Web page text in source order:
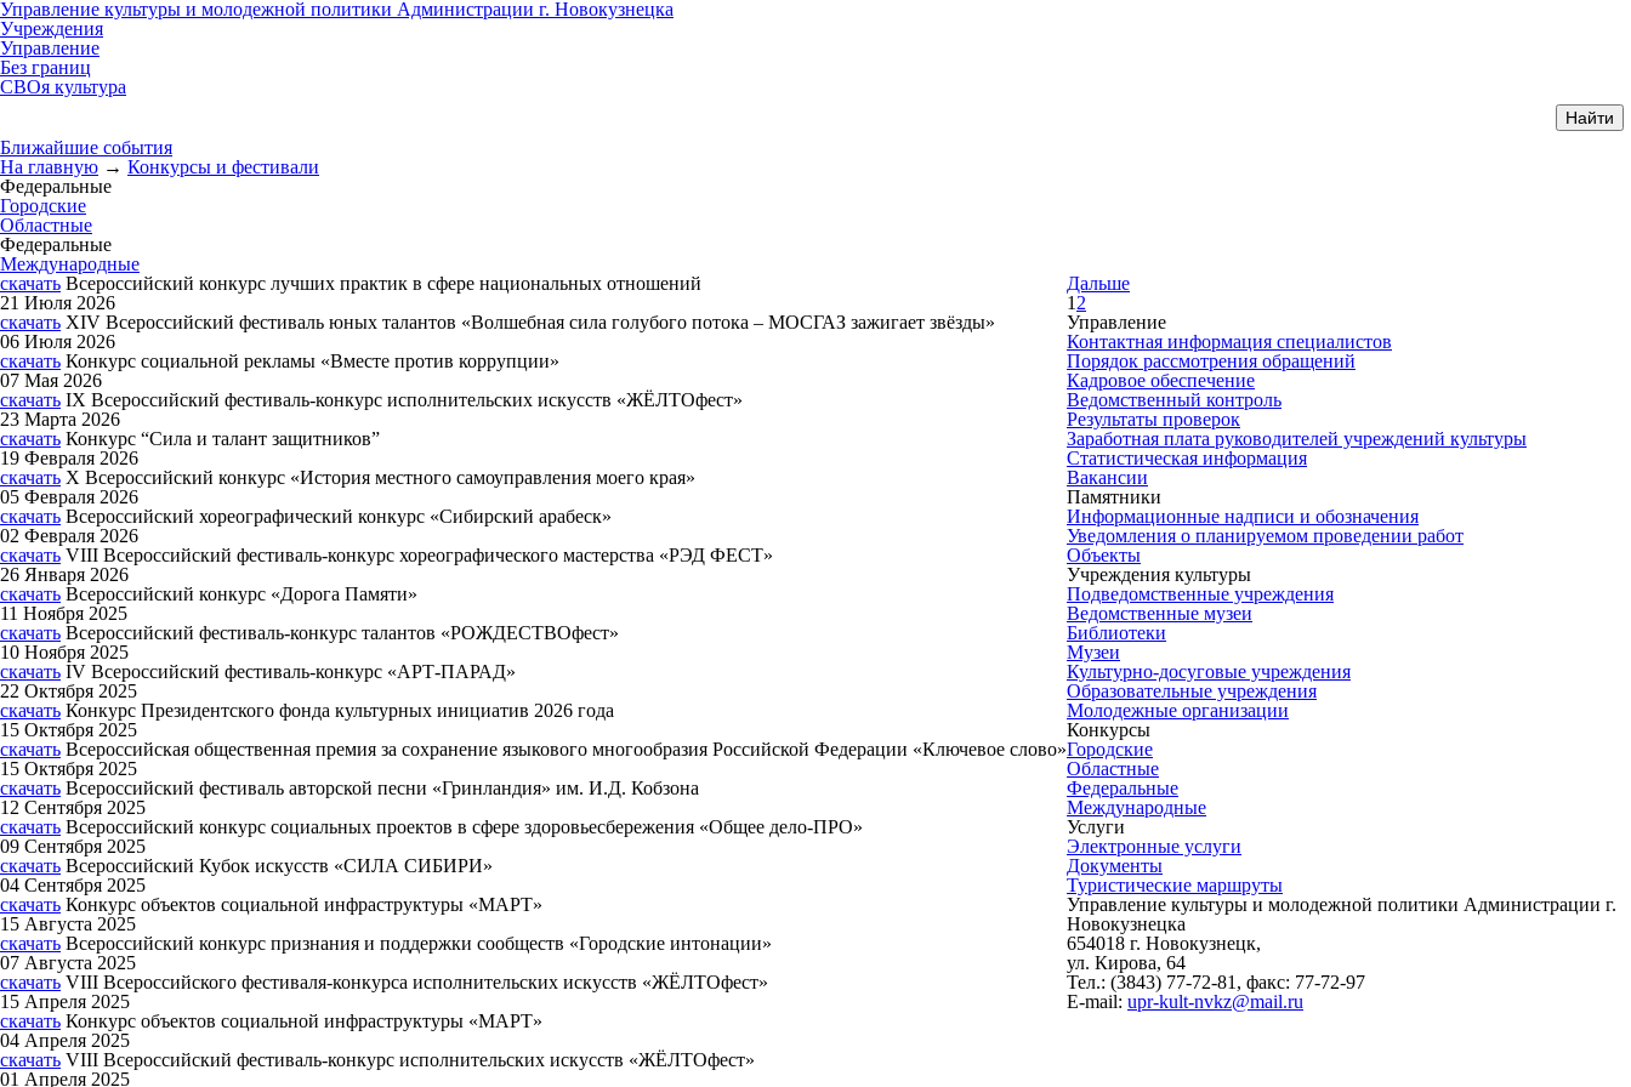
Управление культуры и молодежной политики Администрации г. Новокузнецка
Учреждения
Управление
Без границ
СВОя культура
Ближайшие события
На главную → Конкурсы и фестивали
Федеральные
Городские
Областные
Федеральные
Международные
скачать Всероссийский конкурс лучших практик в сфере национальных отношений
21 Июля 2026
скачать XIV Всероссийский фестиваль юных талантов «Волшебная сила голубого потока – МОСГАЗ зажигает звёзды»
06 Июля 2026
скачать Конкурс социальной рекламы «Вместе против коррупции»
07 Мая 2026
скачать IX Всероссийский фестиваль-конкурс исполнительских искусств «ЖЁЛТОфест»
23 Марта 2026
скачать Конкурс “Сила и талант защитников”
19 Февраля 2026
скачать X Всероссийский конкурс «История местного самоуправления моего края»
05 Февраля 2026
скачать Всероссийский хореографический конкурс «Сибирский арабеск»
02 Февраля 2026
скачать VIII Всероссийский фестиваль-конкурс хореографического мастерства «РЭД ФЕСТ»
26 Января 2026
скачать Всероссийский конкурс «Дорога Памяти»
11 Ноября 2025
скачать Всероссийский фестиваль-конкурс талантов «РОЖДЕСТВОфест»
10 Ноября 2025
скачать IV Всероссийский фестиваль-конкурс «АРТ-ПАРАД»
22 Октября 2025
скачать Конкурс Президентского фонда культурных инициатив 2026 года
15 Октября 2025
скачать Всероссийская общественная премия за сохранение языкового многообразия Российской Федерации «Ключевое слово»
15 Октября 2025
скачать Всероссийский фестиваль авторской песни «Гринландия» им. И.Д. Кобзона
12 Сентября 2025
скачать Всероссийский конкурс социальных проектов в сфере здоровьесбережения «Общее дело-ПРО»
09 Сентября 2025
скачать Всероссийский Кубок искусств «СИЛА СИБИРИ»
04 Сентября 2025
скачать Конкурс объектов социальной инфраструктуры «МАРТ»
15 Августа 2025
скачать Всероссийский конкурс признания и поддержки сообществ «Городские интонации»
07 Августа 2025
скачать VIII Всероссийского фестиваля-конкурса исполнительских искусств «ЖЁЛТОфест»
15 Апреля 2025
скачать Конкурс объектов социальной инфраструктуры «МАРТ»
04 Апреля 2025
скачать VIII Всероссийский фестиваль-конкурс исполнительских искусств «ЖЁЛТОфест»
01 Апреля 2025
Дальше
1 2
Управление
Контактная информация специалистов
Порядок рассмотрения обращений
Кадровое обеспечение
Ведомственный контроль
Результаты проверок
Заработная плата руководителей учреждений культуры
Статистическая информация
Вакансии
Памятники
Информационные надписи и обозначения
Уведомления о планируемом проведении работ
Объекты
Учреждения культуры
Подведомственные учреждения
Ведомственные музеи
Библиотеки
Музеи
Культурно-досуговые учреждения
Образовательные учреждения
Молодежные организации
Конкурсы
Городские
Областные
Федеральные
Международные
Услуги
Электронные услуги
Документы
Туристические маршруты
Управление культуры и молодежной политики Администрации г.
Новокузнецка
654018 г. Новокузнецк,
ул. Кирова, 64
Тел.: (3843) 77-72-81 , факс: 77-72-97
E-mail: upr-kult-nvkz@mail.ru